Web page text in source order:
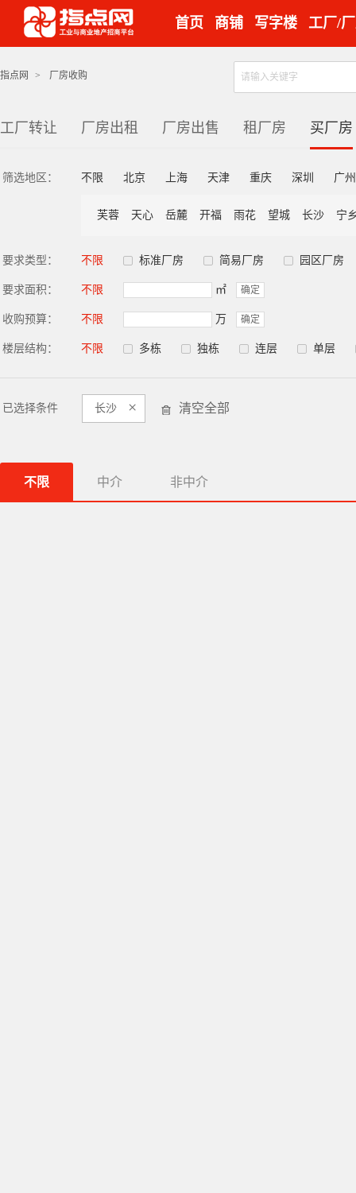
首页 商铺 写字楼 工厂/
指点网 > 厂房收购
工厂转让 厂房出租 厂房出售 租厂房 买厂房
筛选地区： 不限 北京 上海 天津 重庆 深圳 广州
芙蓉 天心 岳麓 开福 雨花 望城 长沙 宁
要求类型： 不限 标准厂房 简易厂房 园区厂房
要求面积： 不限 ㎡ 确定
收购预算： 不限 万 确定
楼层结构： 不限 多栋 独栋 连层 单层
已选择条件 长沙 × 清空全部
不限 中介 非中介